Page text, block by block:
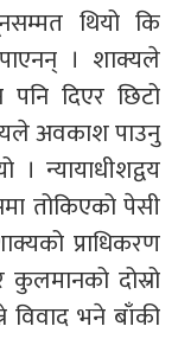
थियो कि
। शाक्यले
पनि दिएर छिटो
अवकाश पाउनु
न्यायाधीशद्वय
तोकिएको पेसी
प्राधिकरण
दोस्रो
विवाद भने बाँकी